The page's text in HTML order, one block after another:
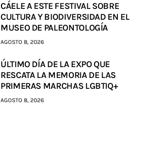
CÁELE A ESTE FESTIVAL SOBRE
CULTURA Y BIODIVERSIDAD EN EL
MUSEO DE PALEONTOLOGÍA
AGOSTO 8, 2026
ÚLTIMO DÍA DE LA EXPO QUE
RESCATA LA MEMORIA DE LAS
PRIMERAS MARCHAS LGBTIQ+
AGOSTO 8, 2026